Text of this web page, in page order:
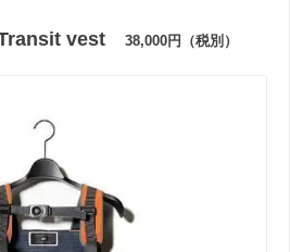
vest 38,000円（税別）